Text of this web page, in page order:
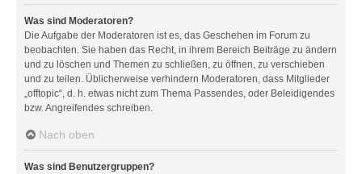
Was sind Moderatoren?
Die Aufgabe der Moderatoren ist es, das Geschehen im Forum zu
beobachten. Sie haben das Recht, in ihrem Bereich Beiträge zu ändern
und zu löschen und Themen zu schließen, zu öffnen, zu verschieben
und zu teilen. Üblicherweise verhindern Moderatoren, dass Mitglieder
„offtopic“, d. h. etwas nicht zum Thema Passendes, oder Beleidigendes
bzw. Angreifendes schreiben.
Nach oben
Was sind Benutzergruppen?